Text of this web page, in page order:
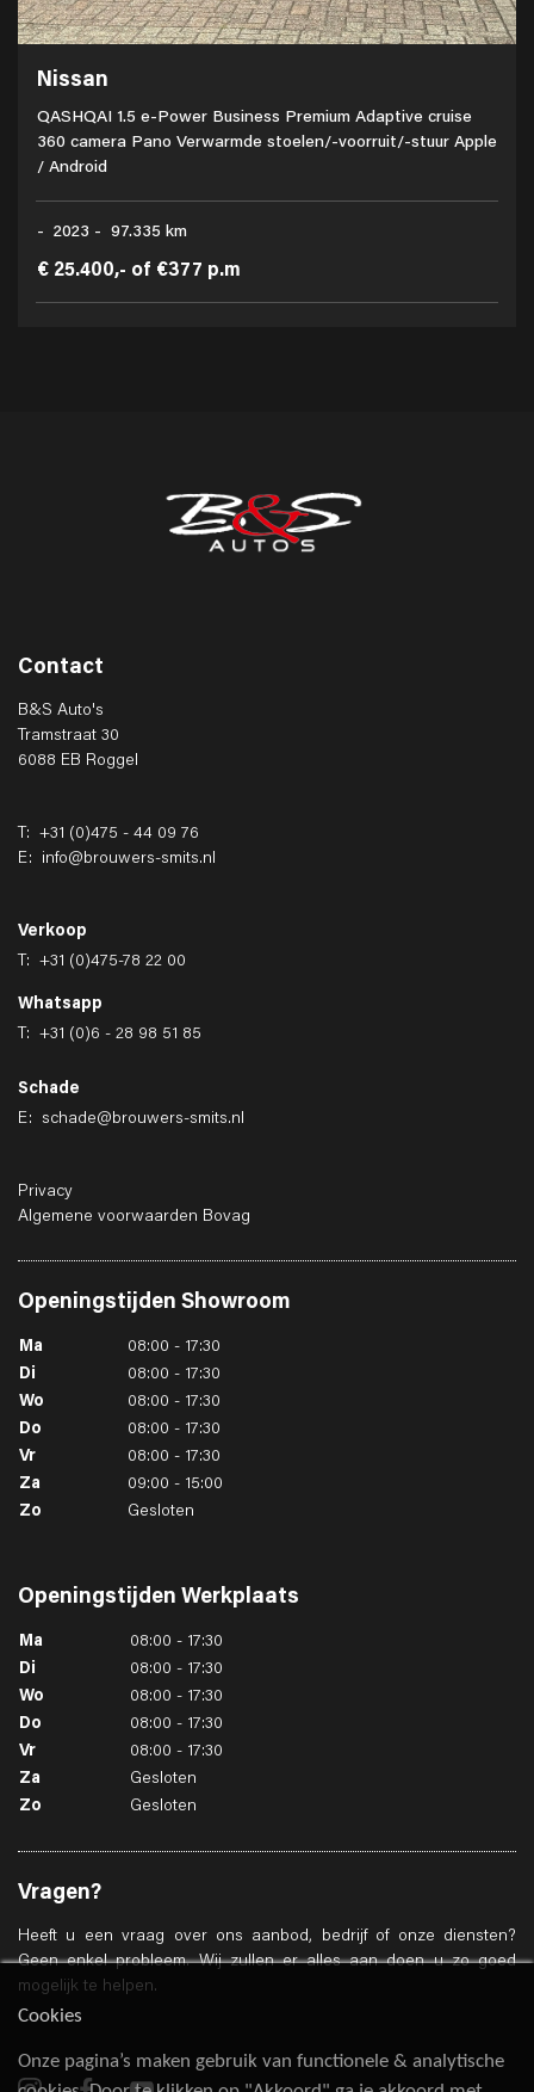
Nissan
QASHQAI 1.5 e-Power Business Premium Adaptive cruise
360 camera Pano Verwarmde stoelen/-voorruit/-stuur Apple
/ Android
- 2023 - 97.335 km
€ 25.400,- of €377 p.m
Contact
B&S Auto's
Tramstraat 30
6088 EB Roggel
T: +31 (0)475 - 44 09 76
E: info@brouwers-smits.nl
Verkoop
T: +31 (0)475-78 22 00
Whatsapp
T: +31 (0)6 - 28 98 51 85
Schade
E: schade@brouwers-smits.nl
Privacy
Algemene voorwaarden Bovag
Openingstijden Showroom
Ma
08:00 - 17:30
Di
08:00 - 17:30
Wo
08:00 - 17:30
Do
08:00 - 17:30
Vr
08:00 - 17:30
Za
09:00 - 15:00
Zo
Gesloten
Openingstijden Werkplaats
Ma
08:00 - 17:30
Di
08:00 - 17:30
Wo
08:00 - 17:30
Do
08:00 - 17:30
Vr
08:00 - 17:30
Za
Gesloten
Zo
Gesloten
Vragen?
Heeft u een vraag over ons aanbod, bedrijf of onze diensten?
Geen enkel probleem. Wij zullen er alles aan doen u zo goed
mogelijk te helpen.
Cookies
Onze pagina’s maken gebruik van functionele & analytische